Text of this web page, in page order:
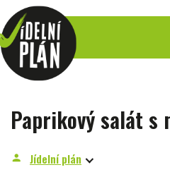
Paprikový salát s
person Jídelní plán